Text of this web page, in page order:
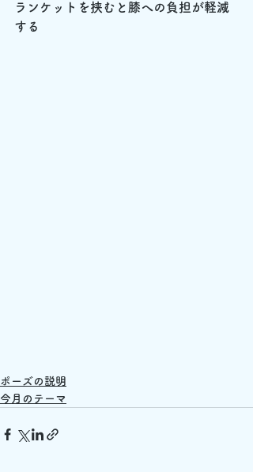
ランケットを挟むと膝への負担が軽減
する
ポーズの説明
今月のテーマ